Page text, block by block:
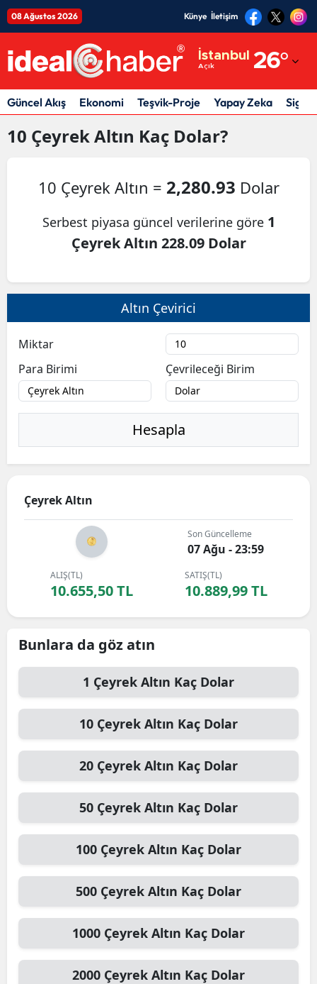
08 Ağustos 2026 Künye İletişim
İstanbul
Açık 26°
Adıyaman
Afyonkarahisar
Ağrı
Ankara
Antalya
Artvin
Bilecik
Bingöl
Burdur
Çankırı
Denizli
Elazığ
Erzincan
Erzurum
Eskişehir
Giresun
Gümüşhane
Hakkari
Hatay
Mersin
Güncel Akış Ekonomi Teşvik-Proje Yapay Zeka
10 Çeyrek Altın Kaç Dolar?
10 Çeyrek Altın = 2,280.93 Dolar
Serbest piyasa güncel verilerine göre 1
Çeyrek Altın 228.09 Dolar
Altın Çevirici
Miktar
Para Birimi
Çevrileceği Birim
Hesapla
Çeyrek Altın
Son Güncelleme
07 Ağu - 23:59
ALIŞ(TL)
10.655,50 TL
SATIŞ(TL)
10.889,99 TL
Bunlara da göz atın
1 Çeyrek Altın Kaç Dolar
10 Çeyrek Altın Kaç Dolar
20 Çeyrek Altın Kaç Dolar
50 Çeyrek Altın Kaç Dolar
100 Çeyrek Altın Kaç Dolar
500 Çeyrek Altın Kaç Dolar
1000 Çeyrek Altın Kaç Dolar
2000 Çeyrek Altın Kaç Dolar